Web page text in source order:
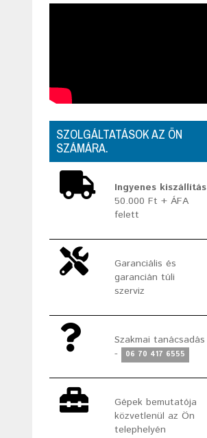
SZOLGÁLTATÁSOK AZ ÖN
SZÁMÁRA.
Ingyenes kiszállítás
50.000 Ft + ÁFA
felett
Garanciális és
garancián túli
szerviz
Szakmai tanácsadás
-
06 70 417 6555
Gépek bemutatója
közvetlenül az Ön
telephelyén